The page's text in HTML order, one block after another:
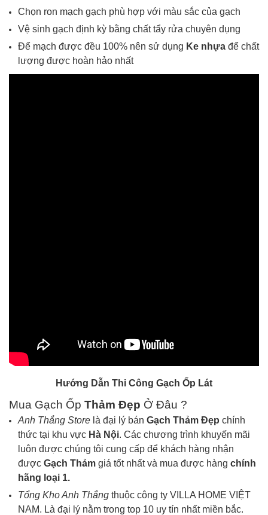
Chọn ron mạch gạch phù hợp với màu sắc của gạch
Vệ sinh gạch định kỳ bằng chất tẩy rửa chuyên dụng
Để mạch được đều 100% nên sử dụng Ke nhựa để chất
lượng được hoàn hảo nhất
Hướng Dẫn Thi Công Gạch Ốp Lát
Mua Gạch Ốp Thảm Đẹp Ở Đâu ?
Anh Thắng Store là đại lý bán Gạch Thảm Đẹp chính
thức tại khu vực Hà Nội. Các chương trình khuyến mãi
luôn được chúng tôi cung cấp để khách hàng nhận
được Gạch Thảm giá tốt nhất và mua được hàng chính
hãng loại 1.
Tổng Kho Anh Thắng thuộc công ty VILLA HOME VIỆT
NAM. Là đại lý nằm trong top 10 uy tín nhất miền bắc.